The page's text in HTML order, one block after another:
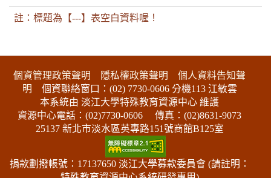
註：標題為【---】表空白資料喔！
個資管理政策聲明 隱私權政策聲明
個人資料告知聲
明 個資聯絡窗口：(02) 7730-0606 分機113 江敏雲
本系統由 淡江大學特殊教育資源中心 維護
資源中心電話：(02)7730-0606
傳真：(02)8631-9073
25137 新北市淡水區英專路151號商館B125室
捐款劃撥帳號：17137650 淡江大學募款委員會 (請註明：